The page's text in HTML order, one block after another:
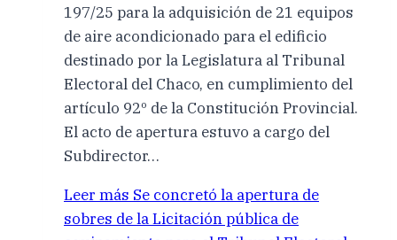
197/25 para la adquisición de 21 equipos
de aire acondicionado para el edificio
destinado por la Legislatura al Tribunal
Electoral del Chaco, en cumplimiento del
artículo 92º de la Constitución Provincial.
El acto de apertura estuvo a cargo del
Subdirector…
Leer más Se concretó la apertura de
sobres de la Licitación pública de